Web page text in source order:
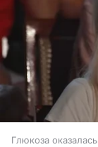
Глюкоза